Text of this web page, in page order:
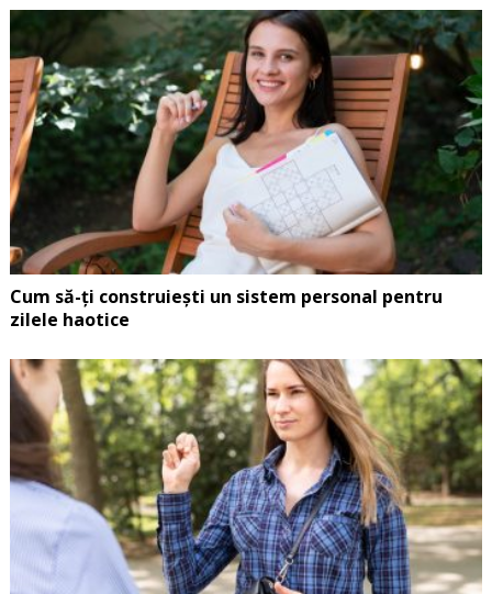
Cum să-ți construiești un sistem personal pentru
zilele haotice